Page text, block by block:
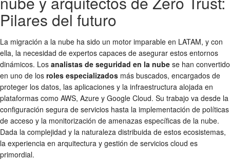
Pilares del futuro
La migración a la nube ha sido un motor imparable en LATAM, y con
ella, la necesidad de expertos capaces de asegurar estos entornos
dinámicos. Los analistas de seguridad en la nube se han convertido
en uno de los roles especializados más buscados, encargados de
proteger los datos, las aplicaciones y la infraestructura alojada en
plataformas como AWS, Azure y Google Cloud. Su trabajo va desde la
configuración segura de servicios hasta la implementación de políticas
de acceso y la monitorización de amenazas específicas de la nube.
Dada la complejidad y la naturaleza distribuida de estos ecosistemas,
la experiencia en arquitectura y gestión de servicios cloud es
primordial.